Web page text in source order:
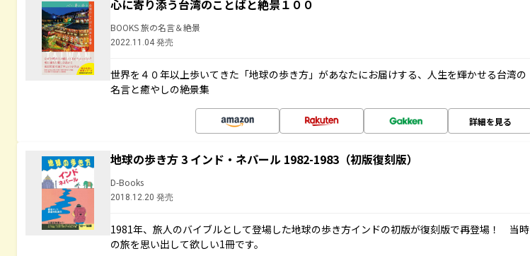
心に寄り添う台湾のことばと絶景１００
BOOKS 旅の名言＆絶景
2022.11.04 発売
世界を４０年以上歩いてきた「地球の歩き方」があなたにお届けする、人生を輝かせる台湾の
名言と癒やしの絶景集
詳細を見る
地球の歩き方 3 インド・ネパール 1982-1983（初版復刻版）
D-Books
2018.12.20 発売
1981年、旅人のバイブルとして登場した地球の歩き方インドの初版が復刻版で再登場！ 当時
の旅を思い出して欲しい1冊です。